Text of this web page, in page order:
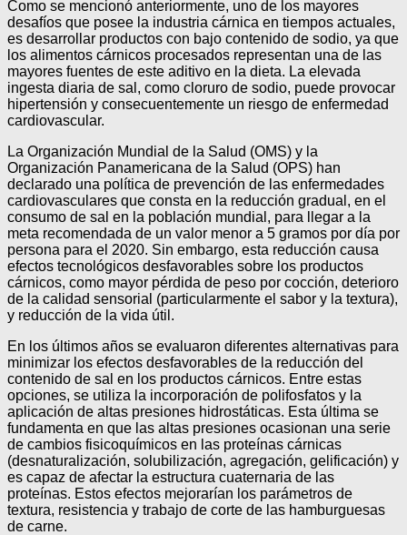
Como se mencionó anteriormente, uno de los mayores
desafíos que posee la industria cárnica en tiempos actuales,
es desarrollar productos con bajo contenido de sodio, ya que
los alimentos cárnicos procesados representan una de las
mayores fuentes de este aditivo en la dieta. La elevada
ingesta diaria de sal, como cloruro de sodio, puede provocar
hipertensión y consecuentemente un riesgo de enfermedad
cardiovascular.
La Organización Mundial de la Salud (OMS) y la
Organización Panamericana de la Salud (OPS) han
declarado una política de prevención de las enfermedades
cardiovasculares que consta en la reducción gradual, en el
consumo de sal en la población mundial, para llegar a la
meta recomendada de un valor menor a 5 gramos por día por
persona para el 2020. Sin embargo, esta reducción causa
efectos tecnológicos desfavorables sobre los productos
cárnicos, como mayor pérdida de peso por cocción, deterioro
de la calidad sensorial (particularmente el sabor y la textura),
y reducción de la vida útil.
En los últimos años se evaluaron diferentes alternativas para
minimizar los efectos desfavorables de la reducción del
contenido de sal en los productos cárnicos. Entre estas
opciones, se utiliza la incorporación de polifosfatos y la
aplicación de altas presiones hidrostáticas. Esta última se
fundamenta en que las altas presiones ocasionan una serie
de cambios fisicoquímicos en las proteínas cárnicas
(desnaturalización, solubilización, agregación, gelificación) y
es capaz de afectar la estructura cuaternaria de las
proteínas. Estos efectos mejorarían los parámetros de
textura, resistencia y trabajo de corte de las hamburguesas
de carne.